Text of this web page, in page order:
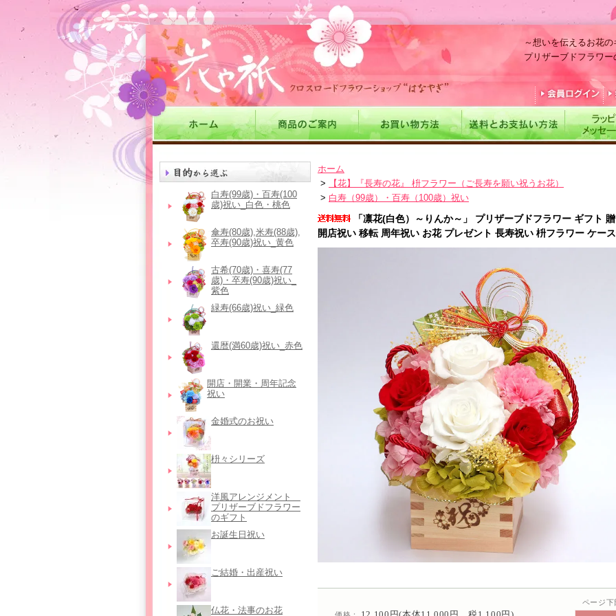
～想いを伝えるお花の
プリザーブドフラワー
白寿(99歳)・百寿(100
歳)祝い_白色・桃色
傘寿(80歳),米寿(88歳),
卒寿(90歳)祝い_黄色
古希(70歳)・喜寿(77
歳)・卒寿(90歳)祝い_
紫色
緑寿(66歳)祝い_緑色
還暦(満60歳)祝い_赤色
開店・開業・周年記念
祝い
金婚式のお祝い
枡々シリーズ
洋風アレンジメント＿
プリザーブドフラワー
のギフト
お誕生日祝い
ご結婚・出産祝い
仏花・法事のお花
ホーム
>
【花】『長寿の花』 枡フラワー（ご長寿を願い祝うお花）
> 白寿（99歳）・百寿（100歳）祝い
「凛花(白色）～りんか～」 プリザーブドフラワー ギフト
開店祝い 移転 周年祝い お花 プレゼント 長寿祝い 枡フラワー ケー
ページ下